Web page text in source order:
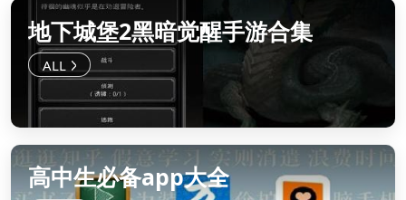
地下城堡2黑暗觉醒手游合集
高中生必备app大全